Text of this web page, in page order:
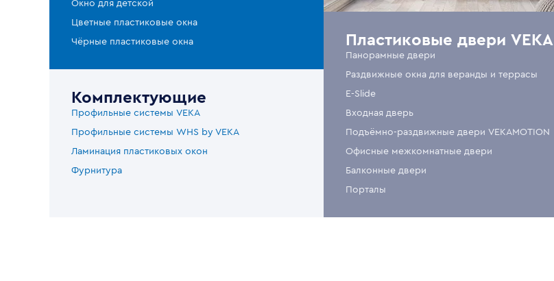
Окно для детской
Цветные пластиковые окна
Чёрные пластиковые окна
Комплектующие
Профильные системы VEKA
Профильные системы WHS by VEKA
Ламинация пластиковых окон
Фурнитура
Пластиковые двери VEKA
Панорамные двери
Раздвижные окна для веранды и террасы
E-Slide
Входная дверь
Подъёмно-раздвижные двери VEKAMOTION
Офисные межкомнатные двери
Балконные двери
Порталы